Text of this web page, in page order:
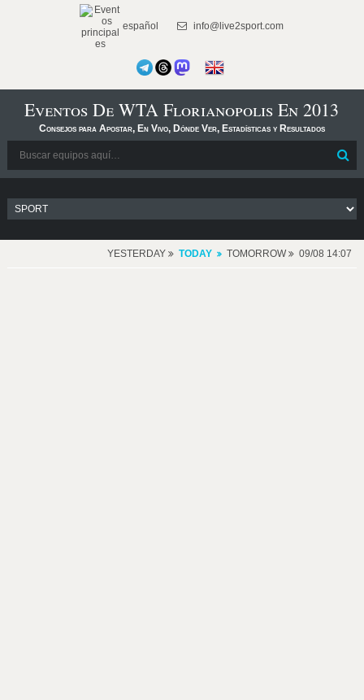
español info@live2sport.com
Eventos De WTA Florianopolis En 2013
Consejos para Apostar, En Vivo, Dónde Ver, Estadísticas y Resultados
YESTERDAY TODAY TOMORROW 09/08 14:07